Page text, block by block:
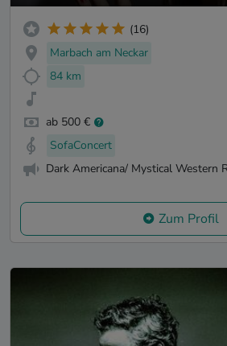
(16)
Marbach am Neckar
84 km
ab 500 €
SofaConcert
Dark Americana/ Mystical Western
Zum Profil